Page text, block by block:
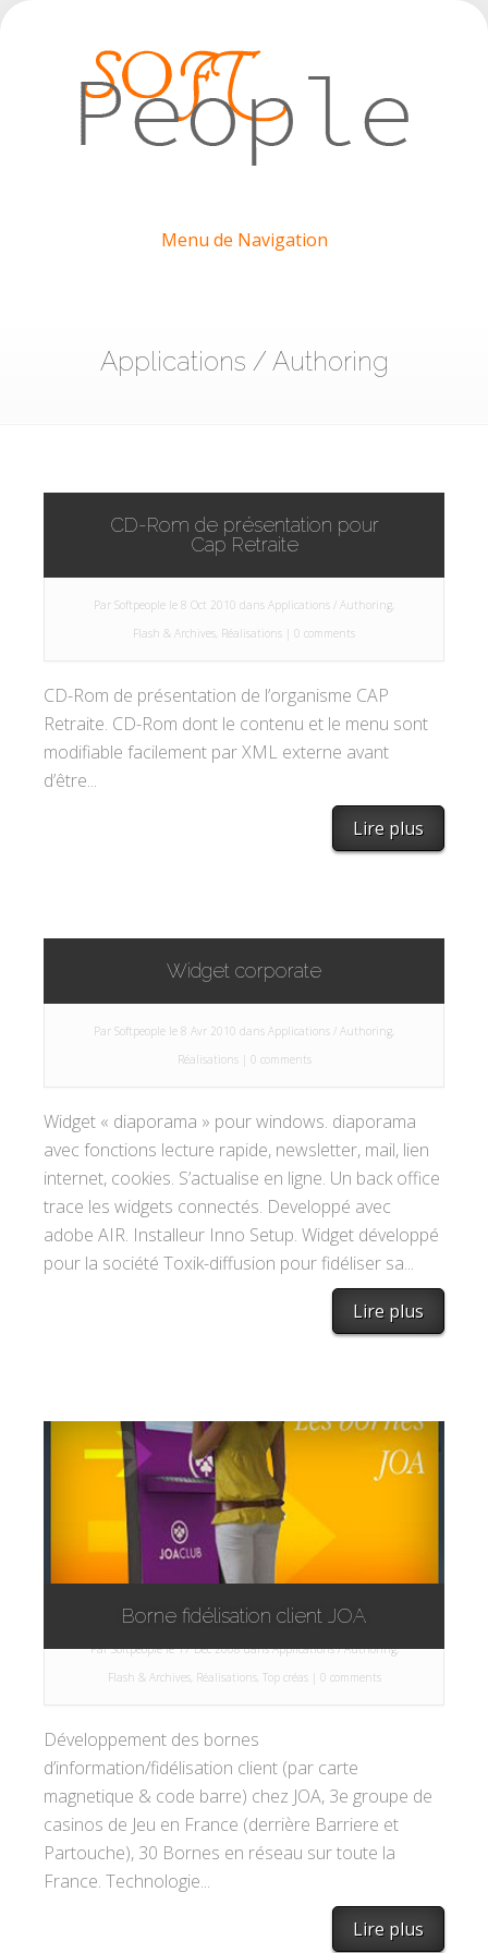
Menu de Navigation
Applications / Authoring
CD-Rom de présentation pour
Cap Retraite
Par Softpeople le 8 Oct 2010 dans Applications / Authoring
Flash & Archives Réalisations | 0 comments
CD-Rom de présentation de l’organisme CAP
Retraite. CD-Rom dont le contenu et le menu sont
modifiable facilement par XML externe avant
d’être...
Lire plus
Widget corporate
Par Softpeople le 8 Avr 2010 dans Applications / Authoring
Réalisations| 0 comments
Widget « diaporama » pour windows. diaporama
avec fonctions lecture rapide, newsletter, mail, lien
internet, cookies. S’actualise en ligne. Un back office
trace les widgets connectés. Developpé avec
adobe AIR. Installeur Inno Setup. Widget développé
pour la société Toxik-diffusion pour fidéliser sa...
Lire plus
Borne fidélisation client JOA
ParSoftpeoplele 17 Déc 2008 dansApplications / Authoring,
Flash & Archives, Réalisations, Top créas| 0 comments
Développement des bornes
d’information/fidélisation client (par carte
magnetique & code barre) chez JOA, 3e groupe de
casinos de Jeu en France (derrière Barriere et
Partouche), 30 Bornes en réseau sur toute la
France. Technologie...
Lire plus